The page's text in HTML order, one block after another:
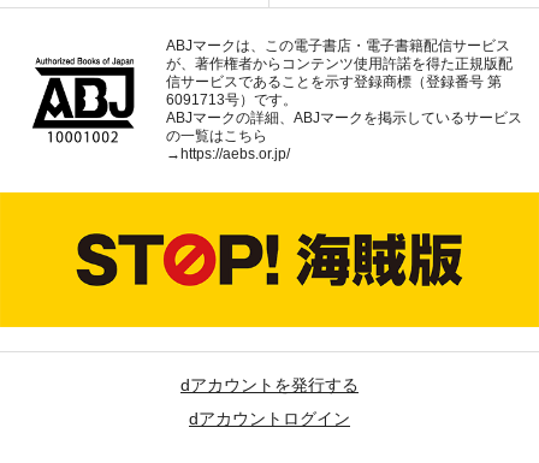
ABJマークは、この電子書店・電子書籍配信サービス
が、著作権者からコンテンツ使用許諾を得た正規版配
信サービスであることを示す登録商標（登録番号 第
6091713号）です。
ABJマークの詳細、ABJマークを掲示しているサービス
の一覧はこちら
→ https://aebs.or.jp/
dアカウントを発行する
dアカウントログイン